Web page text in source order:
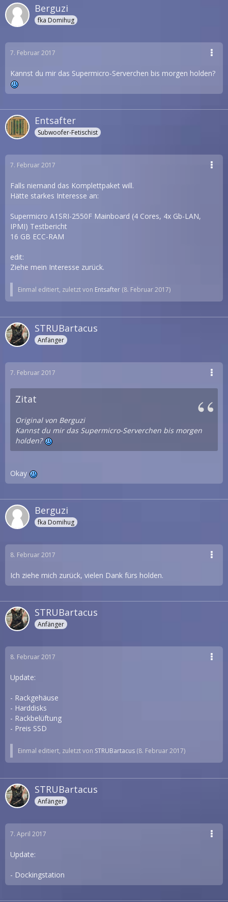
Berguzi
fka Domihug
7. Februar 2017
Kannst du mir das Supermicro-Serverchen bis morgen holden?
Entsafter
Subwoofer-Fetischist
7. Februar 2017
Falls niemand das Komplettpaket will.
Hätte starkes Interesse an:
Supermicro A1SRI-2550F Mainboard (4 Cores, 4x Gb-LAN,
IPMI) Testbericht
16 GB ECC-RAM
edit:
Ziehe mein Interesse zurück.
Einmal editiert, zuletzt von Entsafter (8. Februar 2017)
STRUBartacus
Anfänger
7. Februar 2017
Zitat
Original von Berguzi
Kannst du mir das Supermicro-Serverchen bis morgen
holden?
Okay
Berguzi
fka Domihug
8. Februar 2017
Ich ziehe mich zurück, vielen Dank fürs holden.
STRUBartacus
Anfänger
8. Februar 2017
Update:
- Rackgehäuse
- Harddisks
- Rackbelüftung
- Preis SSD
Einmal editiert, zuletzt von STRUBartacus (8. Februar 2017)
STRUBartacus
Anfänger
7. April 2017
Update:
- Dockingstation